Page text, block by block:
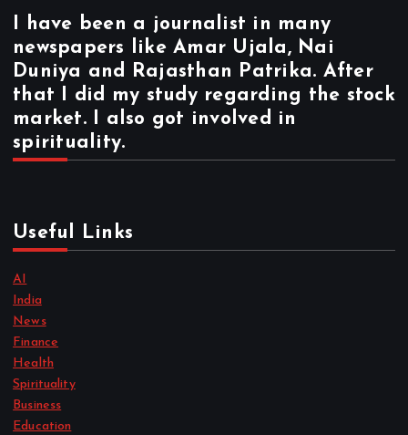
I have been a journalist in many
newspapers like Amar Ujala, Nai
Duniya and Rajasthan Patrika. After
that I did my study regarding the stock
market. I also got involved in
spirituality.
Useful Links
AI
India
News
Finance
Health
Spirituality
Business
Education